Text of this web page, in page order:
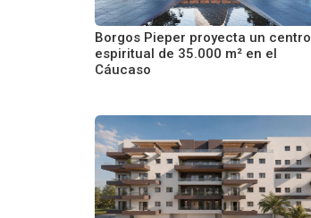
Borgos Pieper proyecta un centro
espiritual de 35.000 m² en el
Cáucaso